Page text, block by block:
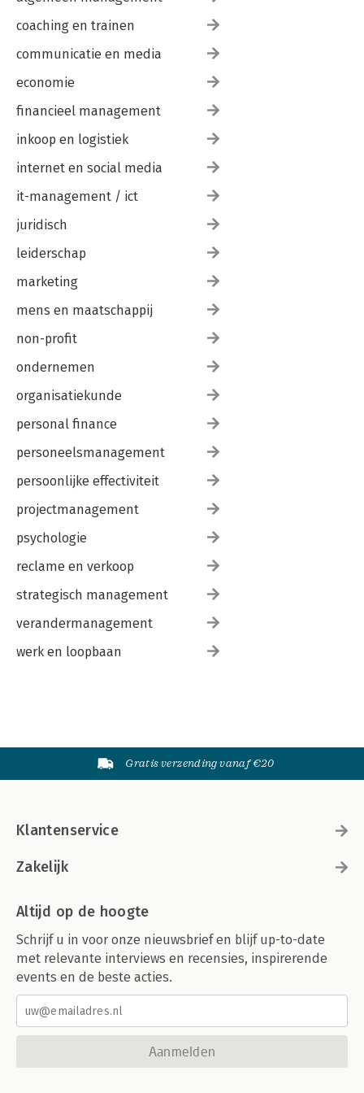
coaching en trainen
communicatie en media
economie
financieel management
inkoop en logistiek
internet en social media
it-management / ict
juridisch
leiderschap
marketing
mens en maatschappij
non-profit
ondernemen
organisatiekunde
personal finance
personeelsmanagement
persoonlijke effectiviteit
projectmanagement
psychologie
reclame en verkoop
strategisch management
verandermanagement
werk en loopbaan
Gratis verzending vanaf €20
Klantenservice
Zakelijk
Altijd op de hoogte
Schrijf u in voor onze nieuwsbrief en blijf up-to-date
met relevante interviews en recensies, inspirerende
events en de beste acties.
Aanmelden